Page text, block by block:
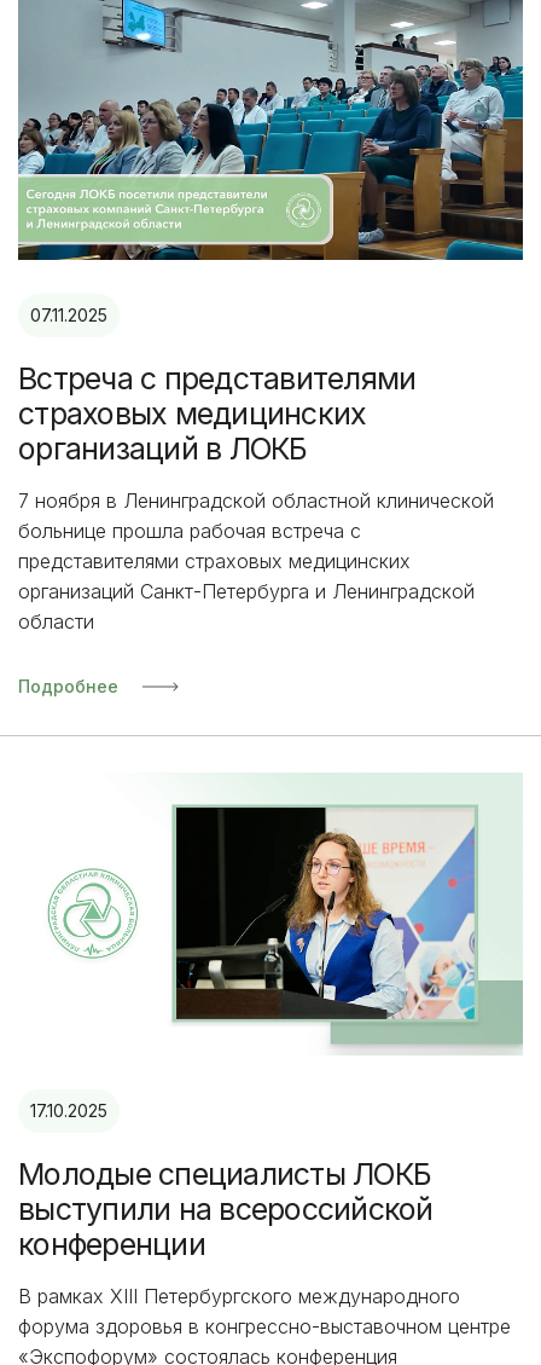
07.11.2025
Встреча с представителями
страховых медицинских
организаций в ЛОКБ
7 ноября в Ленинградской областной клинической
больнице прошла рабочая встреча с
представителями страховых медицинских
организаций Санкт-Петербурга и Ленинградской
области
Подробнее
17.10.2025
Молодые специалисты ЛОКБ
выступили на всероссийской
конференции
В рамках XIII Петербургского международного
форума здоровья в конгрессно-выставочном центре
«Экспофорум» состоялась конференция